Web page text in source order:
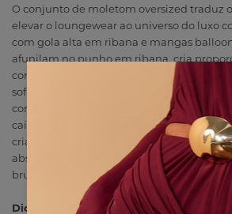
O conjunto de moletom oversized traduz
elevar o loungewear ao universo do luxo
com gola alta em ribana e mangas
afunilam no punho em ribana, cria
com o logo em relevo tonal assinando o
sofisticada. A calça wide leg com bolsos
contrastantes na cintura equilibra o
caimento estruturado e presença. Usadas
criam uma silhueta de poder casual que
absoluto e a sofisticação sem esforço.
brunches ou eventos casuais com atitude.
Dicas de uso